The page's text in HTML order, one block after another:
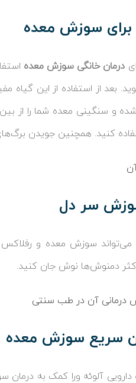
سوزش معده
درمان خانگی سوزش معده
بعد از استفاده از این
و سنگینی معده شما را از
کنید. همچنین جویدن
سر دل
سوزش معده و
اکثر دمنوش‌ها نوش جان کنید.
درمانی آن در طب سنتی
سریع سوزش معده
دارویی آلوئه ورا کمک به